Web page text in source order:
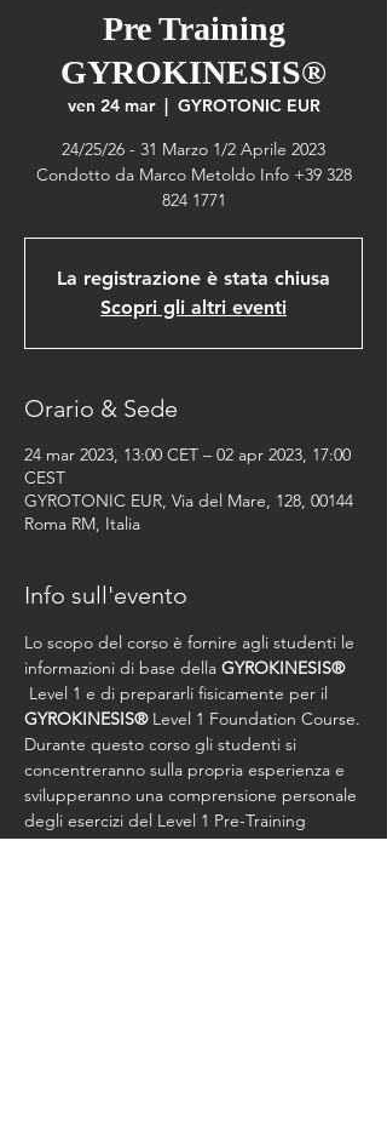
Pre Training
GYROKINESIS®
ven 24 mar
  |
GYROTONIC EUR
24/25/26 - 31 Marzo 1/2 Aprile 2023
Condotto da Marco Metoldo Info +39 328
824 1771
La registrazione è stata chiusa
Scopri gli altri eventi
Orario & Sede
24 mar 2023, 13:00 CET – 02 apr 2023, 17:00
CEST
GYROTONIC EUR, Via del Mare, 128, 00144
Roma RM, Italia
Info sull'evento
Lo scopo del corso è fornire agli studenti le
informazioni di base della GYROKINESIS®
Level 1 e di prepararli fisicamente per il
GYROKINESIS® Level 1 Foundation Course.
Durante questo corso gli studenti si
concentreranno sulla propria esperienza e
svilupperanno una comprensione personale
degli esercizi del Level 1 Pre-Training
Course.